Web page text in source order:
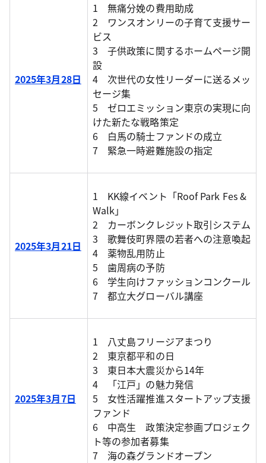
2025年3月28日
1 無痛分娩の費用助成
2 ワンスオンリーの子育て支援サー
ビス
3 子供政策に関するホームページ開
設
4 次世代の女性リーダーに送るメッ
セージ集
5 ゼロエミッション東京の実現に向
けた新たな戦略策定
6 白馬の騎士ファンドの成立
7 緊急一時避難施設の指定
2025年3月21日
1 KK線イベント「Roof Park Fes &
Walk」
2 カーボンクレジット取引システム
3 歌舞伎町界隈の若者への注意喚起
4 薬物乱用防止
5 歯周病の予防
6 学生向けファッションコンクール
7 都立大グローバル講座
2025年3月7日
1 八丈島フリージアまつり
2 東京都平和の日
3 東日本大震災から14年
4 「江戸」の魅力発信
5 女性活躍推進スタートアップ支援
ファンド
6 中高生 政策決定参画プロジェク
ト等の参加者募集
7 海の森グランドオープン